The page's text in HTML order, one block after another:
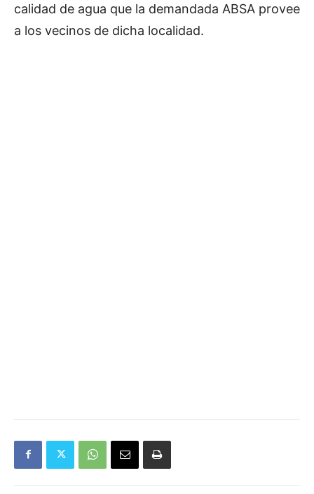
calidad de agua que la demandada ABSA provee
a los vecinos de dicha localidad.